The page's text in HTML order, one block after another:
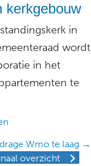
kerkgebouw
in
wordt
in het
te
Wmo te laag →
overzicht